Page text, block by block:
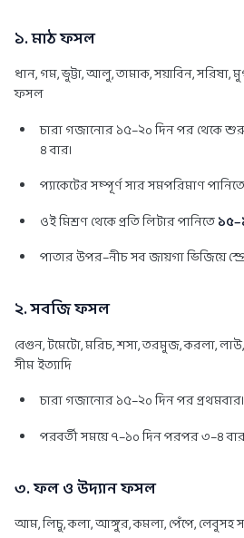
১. মাঠ ফসল
ধান, গম, ভুট্টা, আলু, তামাক, সয়াবিন,
ফসল
চারা গজানোর ১৫–২০ দিন পর থেকে
৪ বার।
প্যাকেটের সম্পূর্ণ সার সমপরিমাণ
ওই মিশ্রণ থেকে প্রতি লিটার পানিতে
পাতার উপর–নীচ সব জায়গা ভিজিয়ে
২. সবজি ফসল
বেগুন, টমেটো, মরিচ, শসা, তরমুজ, করলা,
সীম ইত্যাদি
চারা গজানোর ১৫–২০ দিন পর প্রথমবার।
পরবর্তী সময়ে ৭–১০ দিন পরপর ৩–৪ বার
৩. ফল ও উদ্যান ফসল
আম, লিচু, কলা, আঙ্গুর, কমলা, পেঁপে,